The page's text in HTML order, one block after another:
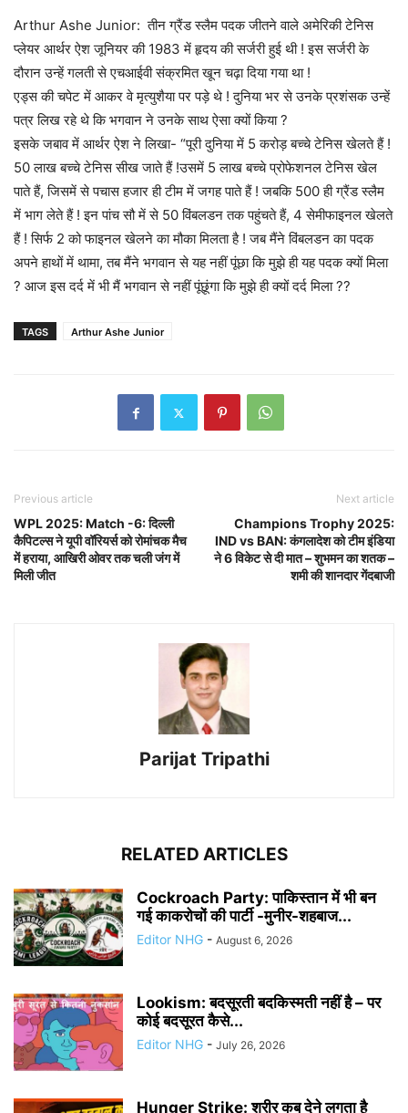
Arthur Ashe Junior: तीन ग्रैंड स्लैम पदक जीतने वाले अमेरिकी टेनिस
प्लेयर आर्थर ऐश जूनियर की 1983 में हृदय की सर्जरी हुई थी ! इस सर्जरी के
दौरान उन्हें गलती से एचआईवी संक्रमित खून चढ़ा दिया गया था !
एड्स की चपेट में आकर वे मृत्युशैया पर पड़े थे ! दुनिया भर से उनके प्रशंसक उन्हें
पत्र लिख रहे थे कि भगवान ने उनके साथ ऐसा क्यों किया ?
इसके जबाव में आर्थर ऐश ने लिखा- “पूरी दुनिया में 5 करोड़ बच्चे टेनिस खेलते हैं !
50 लाख बच्चे टेनिस सीख जाते हैं !उसमें 5 लाख बच्चे प्रोफेशनल टेनिस खेल
पाते हैं, जिसमें से पचास हजार ही टीम में जगह पाते हैं ! जबकि 500 ही ग्रैंड स्लैम
में भाग लेते हैं ! इन पांच सौ में से 50 विंबलडन तक पहुंचते हैं, 4 सेमीफाइनल खेलते
हैं ! सिर्फ 2 को फाइनल खेलने का मौका मिलता है ! जब मैंने विंबलडन का पदक
अपने हाथों में थामा, तब मैंने भगवान से यह नहीं पूंछा कि मुझे ही यह पदक क्यों मिला
? आज इस दर्द में भी मैं भगवान से नहीं पूंछूंगा कि मुझे ही क्यों दर्द मिला ??
TAGS Arthur Ashe Junior
Previous article
WPL 2025: Match -6: दिल्ली
कैपिटल्स ने यूपी वॉरियर्स को रोमांचक मैच
में हराया, आखिरी ओवर तक चली जंग में
मिली जीत
Next article
Champions Trophy 2025:
IND vs BAN: कंगलादेश को टीम इंडिया
ने 6 विकेट से दी मात – शुभमन का शतक –
शमी की शानदार गेंदबाजी
Parijat Tripathi
RELATED ARTICLES
Cockroach Party: पाकिस्तान में भी बन
गई काकरोचों की पार्टी -मुनीर-शहबाज...
Editor NHG - August 6, 2026
Lookism: बदसूरती बदकिस्मती नहीं है – पर
कोई बदसूरत कैसे...
Editor NHG - July 26, 2026
Hunger Strike: शरीर कब देने लगता है